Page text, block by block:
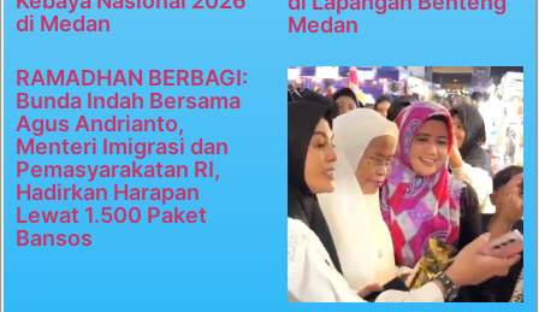
di Medan
Medan
RAMADHAN BERBAGI:
Bunda Indah Bersama
Agus Andrianto,
Menteri Imigrasi dan
Pemasyarakatan RI,
Hadirkan Harapan
Lewat 1.500 Paket
Bansos